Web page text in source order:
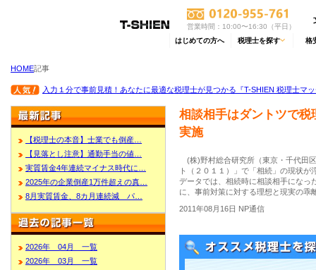
営業時間：10:00〜16:30（平日）
はじめての方へ 税理士を探す 格
HOME記事
入力１分で事前見積！あなたに最適な税理士が見つかる『T-SHIEN 税理士マ
【税理士の本音】士業でも倒産…
【見落とし注意】通勤手当の値…
実質賃金4年連続マイナス時代に…
2025年の企業倒産1万件超えの真…
8月実質賃金、8カ月連続減 パ…
2026年 04月 一覧
2026年 03月 一覧
相談相手はダントツで
実施
(株)野村総合研究所（東京・千代田
ト（２０１１）」で「相続」の現状
データでは、相続時に相談相手になっ
に、事前対策に対する理想と現実の乖
2011年08月16日 NP通信